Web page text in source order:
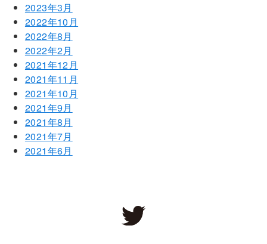
2023年3月
2022年10月
2022年8月
2022年2月
2021年12月
2021年11月
2021年10月
2021年9月
2021年8月
2021年7月
2021年6月